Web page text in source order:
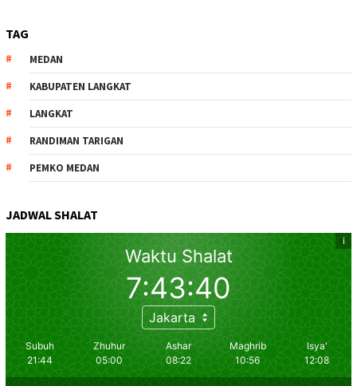
TAG
MEDAN
KABUPATEN LANGKAT
LANGKAT
RANDIMAN TARIGAN
PEMKO MEDAN
JADWAL SHALAT